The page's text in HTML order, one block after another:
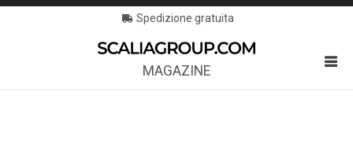
Spedizione gratuita
MAGAZINE